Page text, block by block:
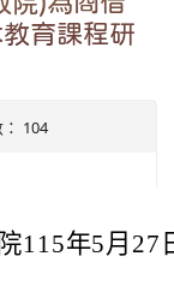
育課程研
104
115年5月27